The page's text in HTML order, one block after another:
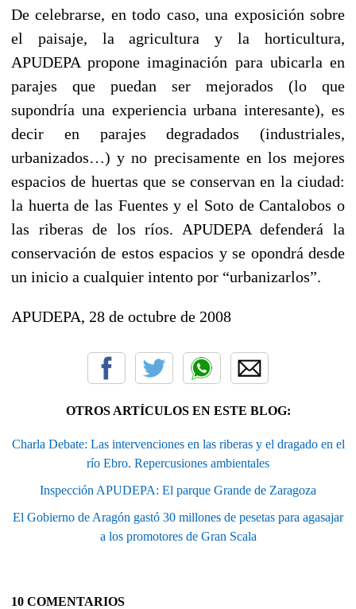
De celebrarse, en todo caso, una exposición sobre
el paisaje, la agricultura y la horticultura,
APUDEPA propone imaginación para ubicarla en
parajes que puedan ser mejorados (lo que
supondría una experiencia urbana interesante), es
decir en parajes degradados (industriales,
urbanizados…) y no precisamente en los mejores
espacios de huertas que se conservan en la ciudad:
la huerta de las Fuentes y el Soto de Cantalobos o
las riberas de los ríos. APUDEPA defenderá la
conservación de estos espacios y se opondrá desde
un inicio a cualquier intento por “urbanizarlos”.
APUDEPA, 28 de octubre de 2008
OTROS ARTÍCULOS EN ESTE BLOG:
Charla Debate: Las intervenciones en las riberas y el dragado en el
río Ebro. Repercusiones ambientales
Inspección APUDEPA: El parque Grande de Zaragoza
El Gobierno de Aragón gastó 30 millones de pesetas para agasajar
a los promotores de Gran Scala
10 COMENTARIOS